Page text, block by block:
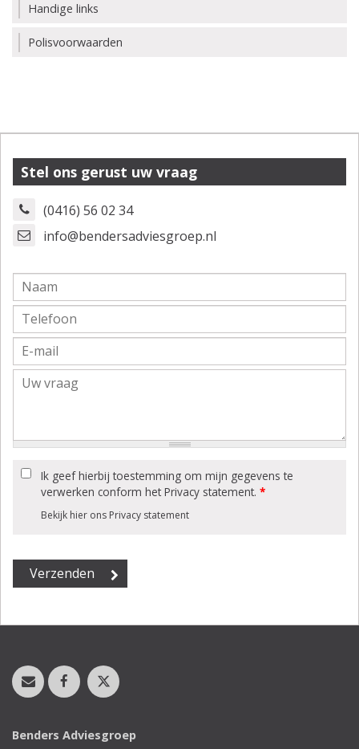
Handige links
Polisvoorwaarden
Stel ons gerust uw vraag
(0416) 56 02 34
info@bendersadviesgroep.nl
Ik geef hierbij toestemming om mijn gegevens te
verwerken conform het Privacy statement. *
Bekijk hier ons Privacy statement
Benders Adviesgroep